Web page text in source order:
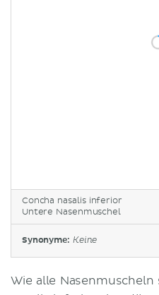
Concha nasalis inferior
Untere Nasenmuschel
Synonyme: Keine
Wie alle